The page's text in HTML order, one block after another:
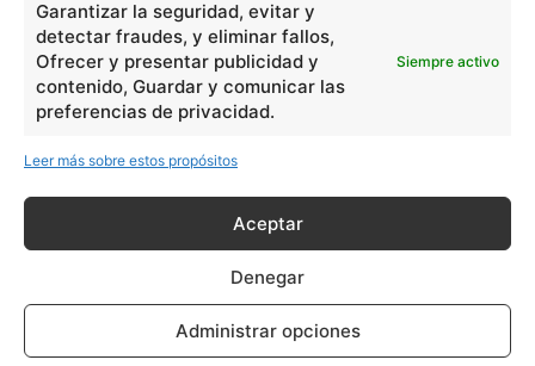
Garantizar la seguridad, evitar y
detectar fraudes, y eliminar fallos,
Ofrecer y presentar publicidad y
contenido, Guardar y comunicar las
preferencias de privacidad.
Siempre activo
Leer más sobre estos propósitos
Aceptar
Denegar
Administrar opciones